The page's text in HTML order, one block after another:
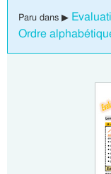
Paru dans ▶
Ordre